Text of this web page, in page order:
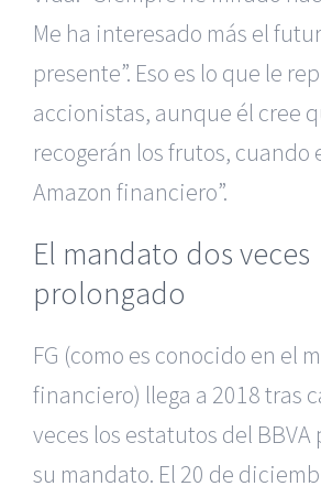
Me ha interesado más el
presente”. Eso es lo que le
accionistas, aunque él cree
recogerán los frutos, cuando
Amazon financiero”.
El mandato dos veces
prolongado
FG (como es conocido en el
financiero) llega a 2018 tras
veces los estatutos del
su mandato. El 20 de